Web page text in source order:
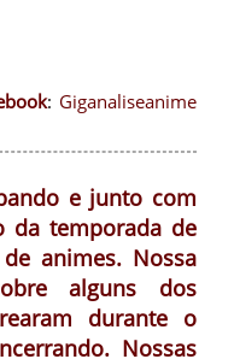
: Giganaliseanime
e junto com
da temporada de
animes. Nossa
alguns dos
durante o
Nossas